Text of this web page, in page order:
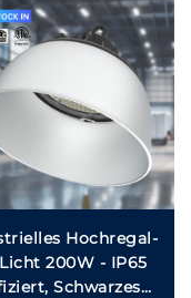
Hochregal-
200W - IP65
Schwarzes